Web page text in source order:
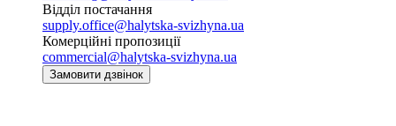
Відділ постачання
supply.office@halytska-svizhyna.ua
Комерційні пропозиції
commercial@halytska-svizhyna.ua
Замовити дзвінок